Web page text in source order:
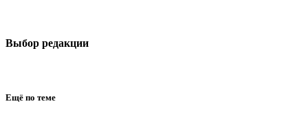
Выбор редакции
Ещё по теме